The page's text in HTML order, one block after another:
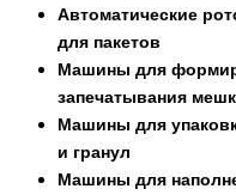
Автоматические
для пакетов
Машины для
запечатывания
Машины для
и гранул
Машины для